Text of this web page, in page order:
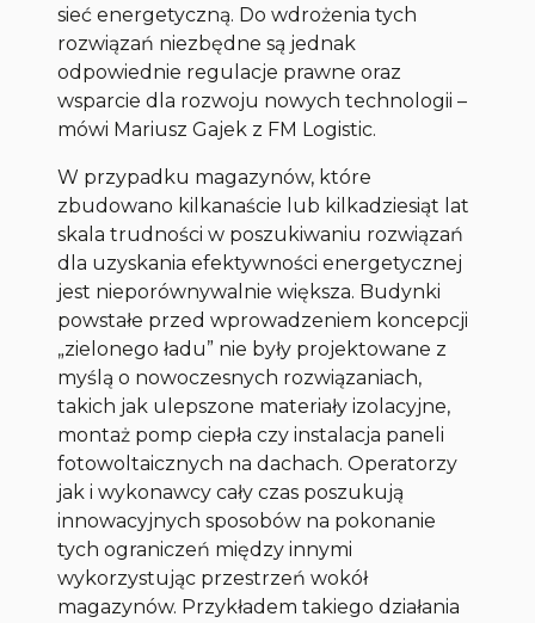
sieć energetyczną. Do wdrożenia tych
rozwiązań niezbędne są jednak
odpowiednie regulacje prawne oraz
wsparcie dla rozwoju nowych technologii –
mówi Mariusz Gajek z FM Logistic.
W przypadku magazynów, które
zbudowano kilkanaście lub kilkadziesiąt lat
skala trudności w poszukiwaniu rozwiązań
dla uzyskania efektywności energetycznej
jest nieporównywalnie większa. Budynki
powstałe przed wprowadzeniem koncepcji
„zielonego ładu” nie były projektowane z
myślą o nowoczesnych rozwiązaniach,
takich jak ulepszone materiały izolacyjne,
montaż pomp ciepła czy instalacja paneli
fotowoltaicznych na dachach. Operatorzy
jak i wykonawcy cały czas poszukują
innowacyjnych sposobów na pokonanie
tych ograniczeń między innymi
wykorzystując przestrzeń wokół
magazynów. Przykładem takiego działania